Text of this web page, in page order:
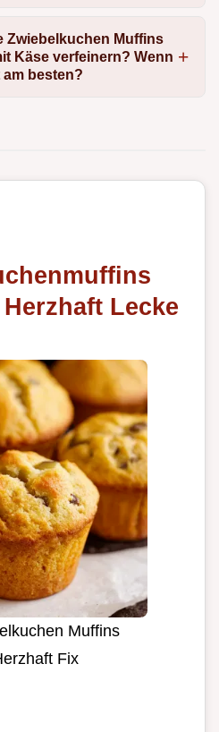
Zwiebelkuchen Muffins
Käse verfeinern? Wenn
besten?
Lecke
Muffins
Fix